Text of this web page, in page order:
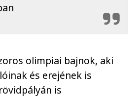
olimpiai bajnok, aki
és erejének is
is